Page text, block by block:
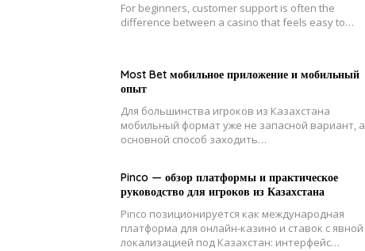
For beginners, customer support is often the
difference between a casino that feels easy to…
Most Bet мобильное приложение и мобильный
опыт
Для большинства игроков из Казахстана
мобильный формат уже не запасной вариант, а
основной способ заходить…
Pinco — обзор платформы и практическое
руководство для игроков из Казахстана
Pinco позиционируется как международная
платформа для онлайн-казино и ставок с явной
локализацией под Казахстан: интерфейс…